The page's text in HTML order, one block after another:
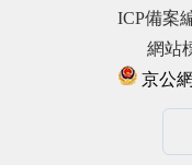
ICP備案
網站
京公